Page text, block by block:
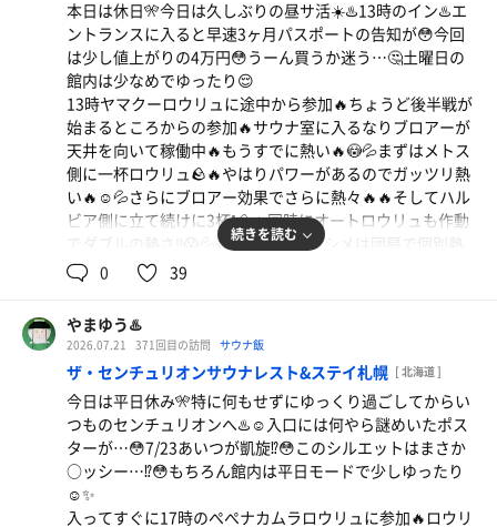
でも飲めてしまう🉐面白トークで時間もあっという間😂仲
間のみんなは17時の柴野ロウリュへ🔥自分はお留守番がて
らサ飯第2弾で久しぶりのやみつきザンギ🐔熱々パリパリ
で中はジューシー😋ハイボールもさらに進む❗️🍺😆
ロウリュ終了後は3階のカウンター前のテーブルでまたサ
ウナ仲間と再度乾杯🍻😆今日はこれの繰り返し🔁😂タカさ
ん、ラッコさん、そして狸まつりで200円ビール満喫後の
スハラさんも加わってさらにトークもブーストアップ⤴️😆
そしてサ飯第3段はリフレまぜそば🍜
そして18時半からはお楽しみのビンゴ大会🎯😆最後の最後
で滑り込みドリンクチケットゲット❗️😆🎯
19時はマイケルスドー&パイセン高橋ダイナマイトロウリ
クイズで蒸し地獄🔥😱💦最後は2人の爆風💨🔥
たっぷり汗をかいたらまたまた再度3階のテーブルで乾杯
🍻ハイボールは何杯飲んだか覚えていない…🍺😂
20時は柴野サイレント🤫🔥最後はたっぷりアロマで熱々🔥
途中休憩が長すぎて思いの外ロングランに…🔥😅💦たっぷ
り汗をかいて本日のフィニッシュ🔥😆💦
気がつけば21時過ぎ⭐️シメは1000円ガチャ🎯今回はスパ・
サウナ無料券ゲット❗️😆（ペロさんはドリチケ…😅）最後
に貯まったポイントで招待券もゲット❗️😆
本日は休日🎌今日は久しぶりの昼サ活☀️♨️13時のイン♨️エ
ントランスに入ると早速3ヶ月パスポートの告知が😳今回
は少し値上がりの4万円😳うーん買うか迷う…🤔土曜日の
館内は少なめでゆったり😌
13時ヤマクーロウリュに途中から参加🔥ちょうど後半戦が
始まるところからの参加🔥サウナ室に入るなりブロアーが
天井を向いて稼働中🔥もうすでに熱い🔥😳💦まずはメトス
側に一杯ロウリュ🪨🔥やはりパワーがあるのでガッツリ熱
い🔥☺️💦さらにブロアー効果でさらに熱々🔥🔥そしてハル
ビア側に立て続けに3杯❗️🪨🔥同時にオートロウリュも作動
でダブルの熱さ‼️😱💦悲鳴と悶絶の中シメは団扇で個別熱
波🔥もちろん7回🙌🏻悶絶級の熱さ🔥😱💦最後におかわり
ブロアーでこちらも悶絶🔥💨😱さすがブロアーマスター🔥
熱さが違う🔥😆
本日の水風呂は7.5℃と16.2℃❄️😆今日もキンキンで身が締
まる❄️😆
そして今度はクールブロアーサービス🈂️🆒☺️全身をくまな
くブロアーで冷却☺️✨最高の整い☺️✨
そして14時はキングカズロウリュに参加🔥⚽️👑まずはハル
ビア側へロウリュ🪨🔥そしてアウフグースファンでまずは
優しめの熱波🔥☺️💦さらにハルビアにブロアーを当てなが
ら両方のサウナヒーターへロウリュ🪨🔥🪨🔥ここからキン
グカズの本領発揮❗️🔥団扇で仰ぎながらのブロアー二刀流
続きを読む
0 39
やまゆう♨️
2026.07.21 371回目の訪問 サウナ飯
ザ・センチュリオンサウナレスト&ステイ札幌 [ 北海道 ]
今日は平日休み🎌特に何もせずにゆっくり過ごしてからい
つものセンチュリオンへ♨️☺️入口には何やら謎めいたポス
ターが…😳7/23あいつが凱旋⁉️😳このシルエットはまさか
○ッシー…⁉️😳もちろん館内は平日モードで少しゆったり
☺️✨
入ってすぐに17時のぺぺナカムラロウリュに参加🔥ロウリ